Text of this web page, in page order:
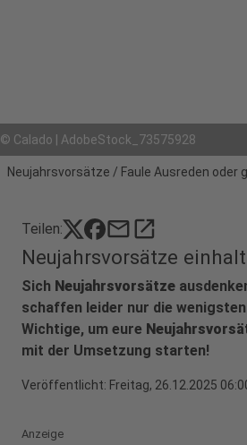
© Calado | AdobeStock_73575928
Neujahrsvorsätze / Faule Ausreden oder
Teilen: mailopen_in_new
Neujahrsvorsätze
Sich Neujahrsvorsätze
schaffen leider nur die
Wichtige, um eure
mit der Umsetzung starten!
Veröffentlicht: Freitag, 26.12.2025
Anzeige